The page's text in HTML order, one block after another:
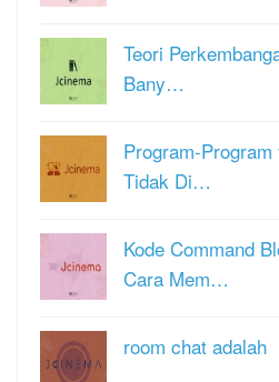
Teori
Bany…
Program-
Tidak Di…
Kode Command
Cara Mem…
room chat adalah